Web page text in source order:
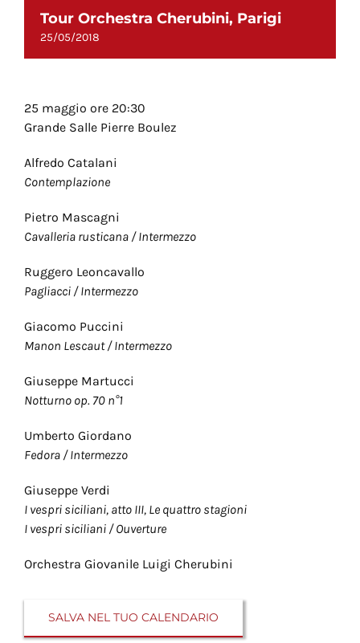
Tour Orchestra Cherubini, Parigi
25/05/2018
25 maggio ore 20:30
Grande Salle Pierre Boulez
Alfredo Catalani
Contemplazione
Pietro Mascagni
Cavalleria rusticana / Intermezzo
Ruggero Leoncavallo
Pagliacci / Intermezzo
Giacomo Puccini
Manon Lescaut / Intermezzo
Giuseppe Martucci
Notturno op. 70 n°1
Umberto Giordano
Fedora / Intermezzo
Giuseppe Verdi
I vespri siciliani, atto III, Le quattro stagioni
I vespri siciliani / Ouverture
Orchestra Giovanile Luigi Cherubini
SALVA NEL TUO CALENDARIO